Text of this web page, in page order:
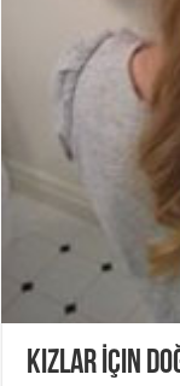
Kızlar İçin